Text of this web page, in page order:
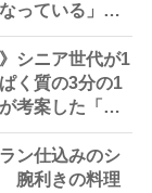
っている」と
シニア世代が1
く質の3分の1
考案した「長
を紹介
ン仕込みのシ
腕利きの料理